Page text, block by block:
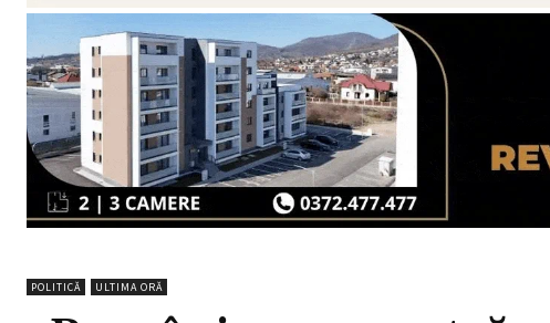
POLITICĂ ULTIMA ORĂ